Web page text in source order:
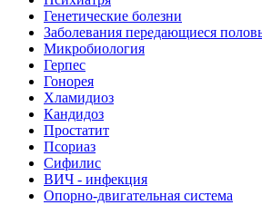
Генетические болезни
Заболевания передающиеся
Микробиология
Герпес
Гонорея
Хламидиоз
Кандидоз
Простатит
Псориаз
Сифилис
ВИЧ - инфекция
Опорно-двигательная система